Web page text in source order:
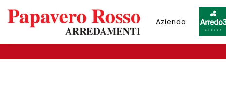
Azienda